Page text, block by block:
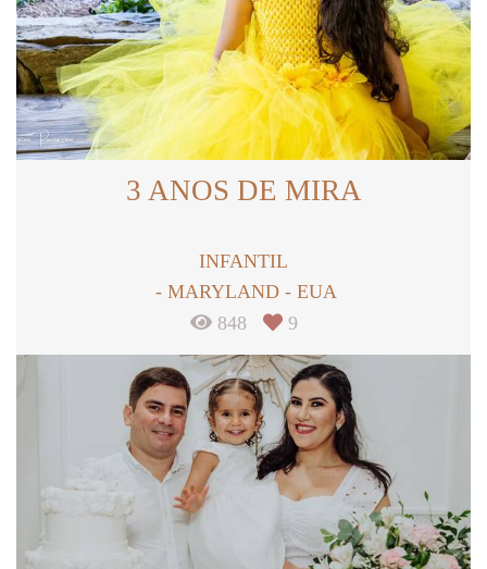
3 ANOS DE MIRA
INFANTIL
MARYLAND - EUA
848
9